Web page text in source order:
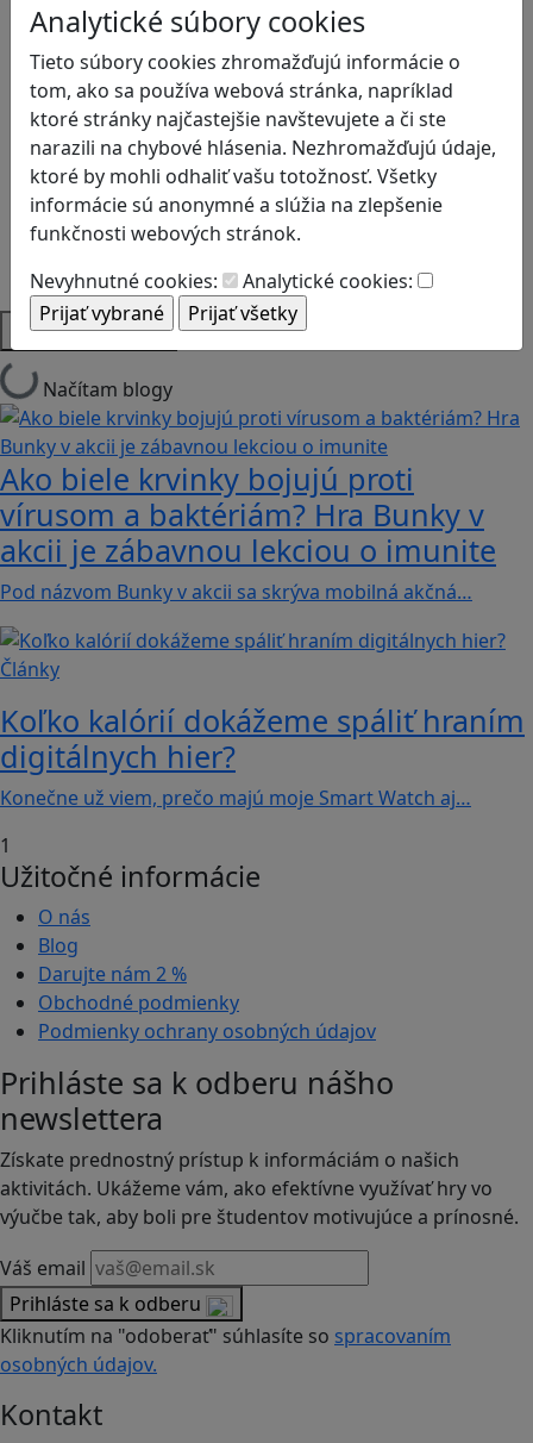
Analytické súbory cookies
Tieto súbory cookies zhromažďujú informácie o
tom, ako sa používa webová stránka, napríklad
ktoré stránky najčastejšie navštevujete a či ste
narazili na chybové hlásenia. Nezhromažďujú údaje,
ktoré by mohli odhaliť vašu totožnosť. Všetky
informácie sú anonymné a slúžia na zlepšenie
funkčnosti webových stránok.
Nevyhnutné cookies:
Analytické cookies:
Kreativita
Kritické myslenie
Kyberšikana
Logické myslenie
Ľudské práva a tolerancia
Motorika a koncentrácia
Programovanie/Technika
Sociálne zručnosti a kooperácia
Strategické myslenie
Zdravie a pohyb
Platformy
Načítam blogy
Ako biele krvinky bojujú proti
vírusom a baktériám? Hra Bunky v
akcii je zábavnou lekciou o imunite
Pod názvom Bunky v akcii sa skrýva mobilná akčná…
Články
Koľko kalórií dokážeme spáliť hraním
digitálnych hier?
Konečne už viem, prečo majú moje Smart Watch aj…
1
Užitočné informácie
O nás
Blog
Darujte nám 2 %
Obchodné podmienky
Podmienky ochrany osobných údajov
Prihláste sa k odberu nášho
newslettera
Získate prednostný prístup k informáciám o našich
aktivitách. Ukážeme vám, ako efektívne využívať hry vo
výučbe tak, aby boli pre študentov motivujúce a prínosné.
Váš email
Prihláste sa k odberu
Kliknutím na "odoberať" súhlasíte so spracovaním
osobných údajov.
Kontakt